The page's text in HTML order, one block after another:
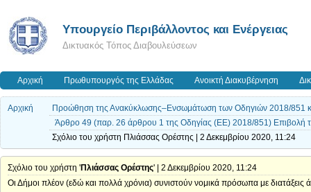
Yπουργείο Περιβάλλοντος και Ενέργειας
Δικτυακός Τόπος Διαβουλεύσεων
Αρχική Πρωθυπουργός της Ελλάδας Ανοικτή Διακυβέρνηση
Αρχική
Προώθηση της Ανακύκλωσης–Ενσωμάτωση των Οδηγιών 2018/851
Άρθρο 49 (παρ. 26 άρθρου 1 της Οδηγίας (ΕΕ) 2018/851) Επιβολή
Σχόλιο του χρήστη Πλιάσσας Ορέστης | 2 Δεκεμβρίου 2020, 11:24
Σχόλιο του χρήστη 'Πλιάσσας Ορέστης' | 2 Δεκεμβρίου 2020, 11:24
Οι Δήμοι πλέον (εδώ και πολλά χρόνια) συνιστούν νομικά πρόσωπα με